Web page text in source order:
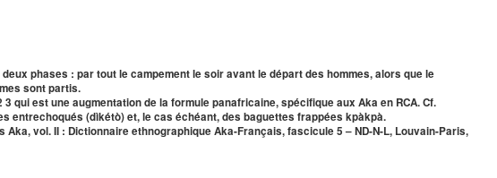
phases : par tout le campement le soir avant le départ des hommes, alors que le
sont partis.
qui est une augmentation de la formule panafricaine, spécifique aux Aka en RCA. Cf.
entrechoqués (dìkétò) et, le cas échéant, des baguettes frappées kpàkpà.
vol. II : Dictionnaire ethnographique Aka-Français, fascicule 5 – ND-N-L, Louvain-Paris,